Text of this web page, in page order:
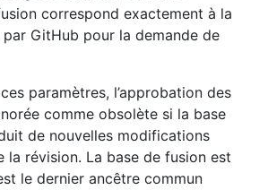
correspond exactement à la
GitHub pour la demande de
paramètres, l’approbation des
comme obsolète si la base
de nouvelles modifications
la révision. La base de fusion est
le dernier ancêtre commun